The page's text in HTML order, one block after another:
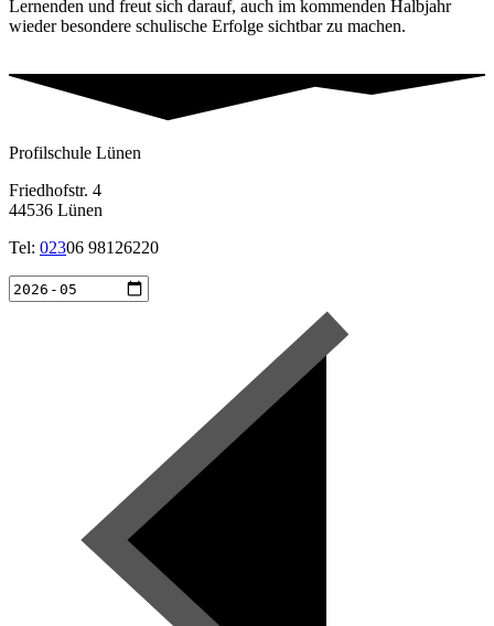
Lernenden und freut sich darauf, auch im kommenden Halbjahr
wieder besondere schulische Erfolge sichtbar zu machen.
Profilschule Lünen
Friedhofstr. 4
44536 Lünen
Tel: 02306 98126220